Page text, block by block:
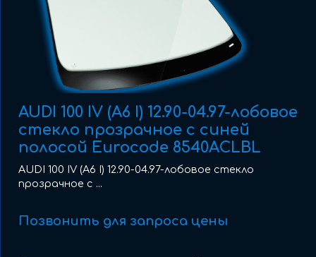
AUDI 100 IV (A6 I) 12.90-04.97-лобовое
стекло прозрачное с синей
полосой Eurocode 8540ACLBL
AUDI 100 IV (A6 I) 12.90-04.97-лобовое стекло
прозрачное с ...
Позвонить для запроса цены